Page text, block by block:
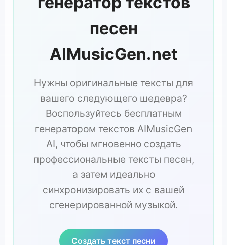
песен
AIMusicGen.net
Нужны оригинальные тексты для
вашего следующего шедевра?
Воспользуйтесь бесплатным
генератором текстов AIMusicGen
AI, чтобы мгновенно создать
профессиональные тексты песен,
а затем идеально
синхронизировать их с вашей
сгенерированной музыкой.
Создать текст песни